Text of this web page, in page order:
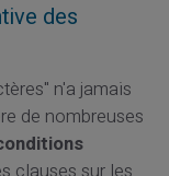
des
n'a jamais
de nombreuses